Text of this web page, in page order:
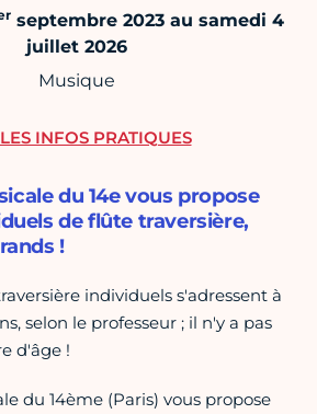
septembre 2023 au samedi 4
juillet 2026
Musique
du 14e vous propose
de flûte traversière,
!
individuels s'adressent à
selon le professeur ; il n'y a pas
d'âge !
du 14ème (Paris) vous propose
INFOS PRATIQUES